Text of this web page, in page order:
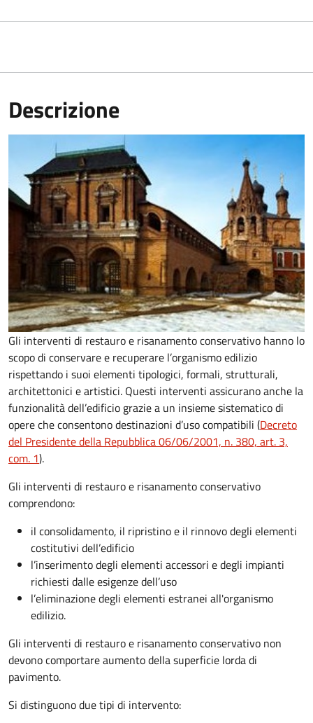
Descrizione
Gli interventi di restauro e risanamento conservativo hanno lo
scopo di conservare e recuperare l’organismo edilizio
rispettando i suoi elementi tipologici, formali, strutturali,
architettonici e artistici. Questi interventi assicurano anche la
funzionalità dell’edificio grazie a un insieme sistematico di
opere che consentono destinazioni d’uso compatibili (Decreto
del Presidente della Repubblica 06/06/2001, n. 380, art. 3,
com. 1).
Gli interventi di restauro e risanamento conservativo
comprendono:
il consolidamento, il ripristino e il rinnovo degli elementi
costitutivi dell’edificio
l’inserimento degli elementi accessori e degli impianti
richiesti dalle esigenze dell’uso
l’eliminazione degli elementi estranei all'organismo
edilizio.
Gli interventi di restauro e risanamento conservativo non
devono comportare aumento della superficie lorda di
pavimento.
Si distinguono due tipi di intervento: